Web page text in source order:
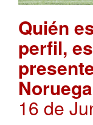
Quién
perfil,
16 de